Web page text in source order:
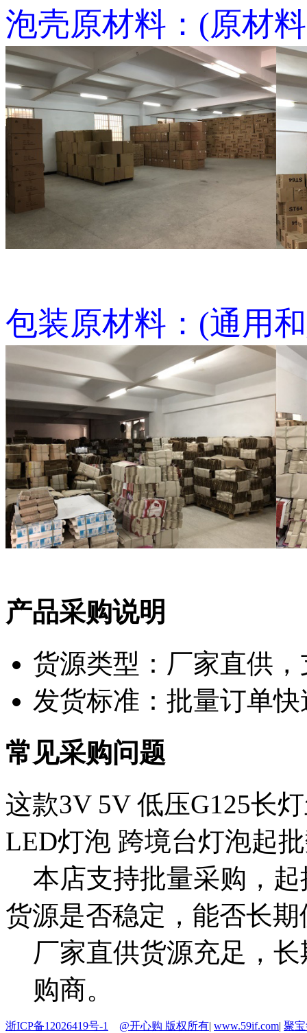
泡壳原材料：(原材
包装原材料：(通用
产品采购说明
货源类型：厂家直供
发货标准：批量订单
常见采购问题
这款3V 5V 低压G125长
LED灯泡 跨境台灯泡起
本店支持批量采购，
货源是否稳定，能否长期
厂家直供货源充足，
购商。
浙ICP备12026419号-1 @开心购 版权所有| www.59if.com| 聚